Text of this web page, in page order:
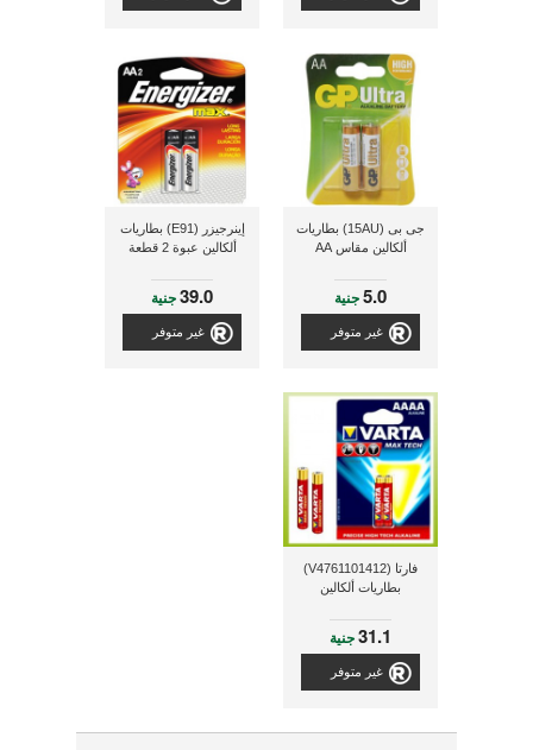
جى بى (15AU) بطاريات
ألكالين مقاس AA
5.0جنية
غير متوفر
إينرجيزر (E91) بطاريات
ألكالين عبوة 2 قطعة
39.0جنية
غير متوفر
فارتا (V4761101412)
بطاريات ألكالين
31.1جنية
غير متوفر